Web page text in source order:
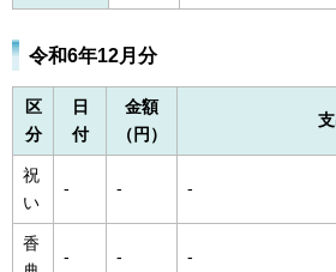
令和6年12月分
区
分
日
付
金額
（円）
祝
い
- - -
香
- - -